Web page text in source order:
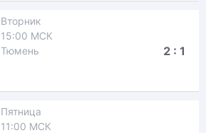
Вторник
15:00 МСК
Тюмень
2 : 1
Пятница
11:00 МСК